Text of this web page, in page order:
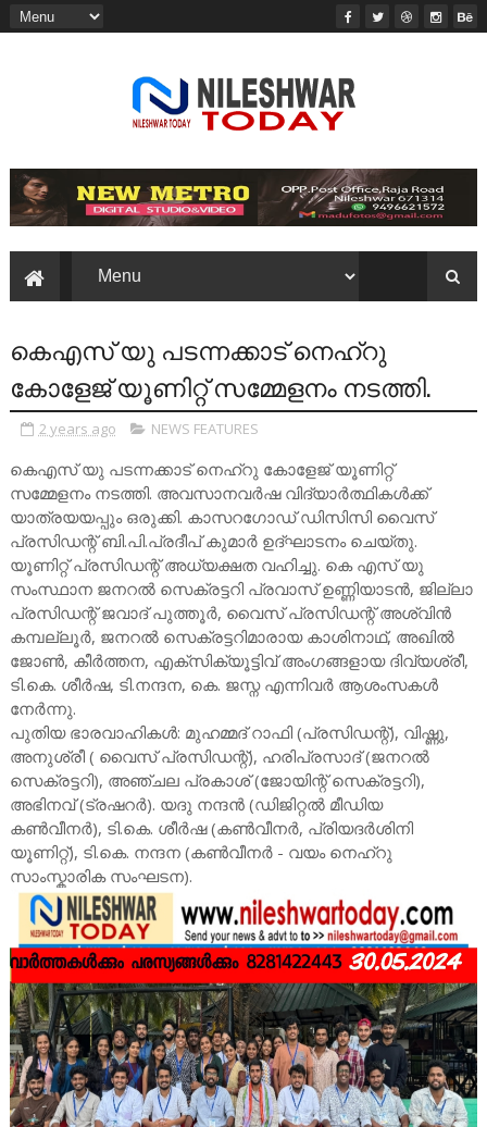
കെഎസ് യു പടന്നക്കാട് നെഹ്റു
കോളേജ് യൂണിറ്റ് സമ്മേളനം നടത്തി.
2 years ago NEWS FEATURES
കെഎസ് യു പടന്നക്കാട് നെഹ്റു കോളേജ് യൂണിറ്റ്
സമ്മേളനം നടത്തി. അവസാനവർഷ വിദ്യാർത്ഥികൾക്ക്
യാത്രയയപ്പും ഒരുക്കി. കാസറഗോഡ് ഡിസിസി വൈസ്
പ്രസിഡന്റ് ബി.പി.പ്രദീപ് കുമാർ ഉദ്ഘാടനം ചെയ്തു.
യൂണിറ്റ് പ്രസിഡന്റ് അധ്യക്ഷത വഹിച്ചു. കെ എസ് യു
സംസ്ഥാന ജനറൽ സെക്രട്ടറി പ്രവാസ് ഉണ്ണിയാടൻ, ജില്ലാ
പ്രസിഡന്റ് ജവാദ് പുത്തൂർ, വൈസ് പ്രസിഡന്റ് അശ്വിൻ
കമ്പല്ലൂർ, ജനറൽ സെക്രട്ടറിമാരായ കാശിനാഥ്, അഖിൽ
ജോൺ, കീർത്തന, എക്സിക്യൂട്ടിവ് അംഗങ്ങളായ ദിവ്യശ്രീ,
ടി.കെ. ശീർഷ, ടി.നന്ദന, കെ. ജസ്ന എന്നിവർ ആശംസകൾ
നേർന്നു.
പുതിയ ഭാരവാഹികൾ: മുഹമ്മദ് റാഫി (പ്രസിഡന്റ്), വിഷ്ണു,
അനുശ്രീ ( വൈസ് പ്രസിഡന്റ്), ഹരിപ്രസാദ് (ജനറൽ
സെക്രട്ടറി), അഞ്ചല പ്രകാശ് (ജോയിന്റ് സെക്രട്ടറി),
അഭിനവ് (ട്രഷറർ). യദു നന്ദൻ (ഡിജിറ്റൽ മീഡിയ
കൺവീനർ), ടി.കെ. ശീർഷ (കൺവീനർ, പ്രിയദർശിനി
യൂണിറ്റ്), ടി.കെ. നന്ദന (കൺവീനർ - വയം നെഹ്റു
സാംസ്കാരിക സംഘടന).